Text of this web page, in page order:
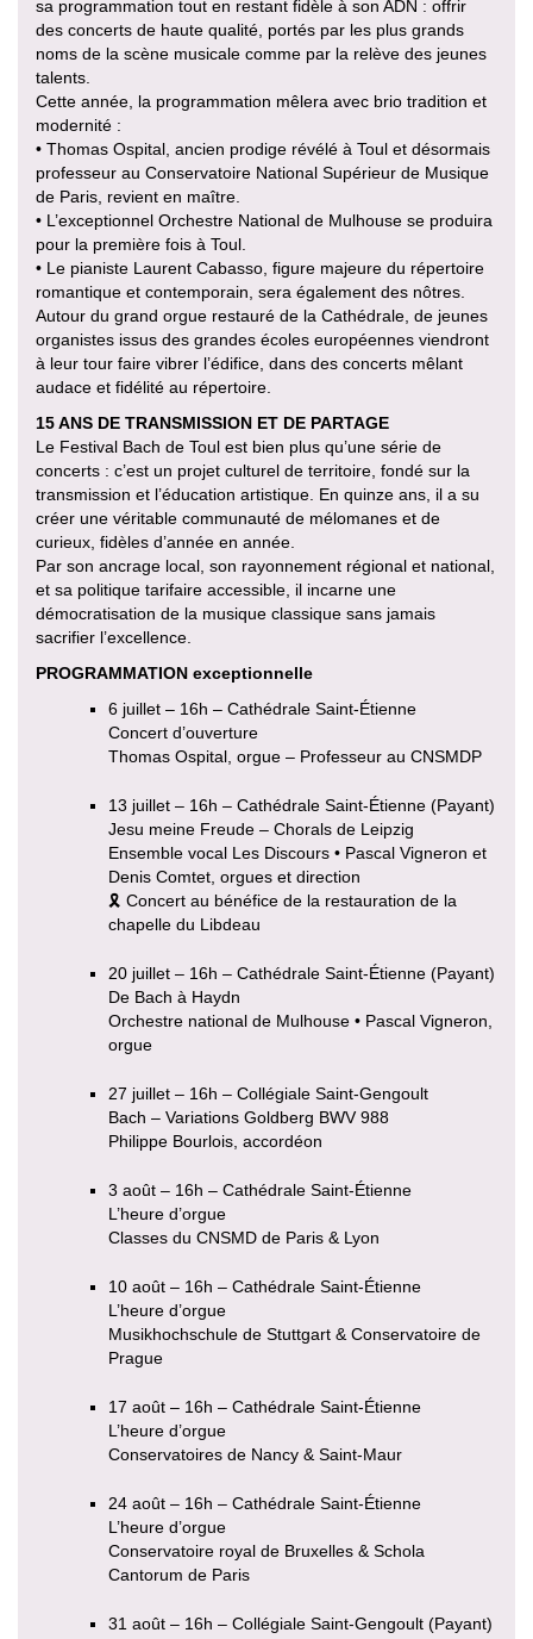
sa programmation tout en restant fidèle à son ADN : offrir
des concerts de haute qualité, portés par les plus grands
noms de la scène musicale comme par la relève des jeunes
talents.
Cette année, la programmation mêlera avec brio tradition et
modernité :
• Thomas Ospital, ancien prodige révélé à Toul et désormais
professeur au Conservatoire National Supérieur de Musique
de Paris, revient en maître.
• L’exceptionnel Orchestre National de Mulhouse se produira
pour la première fois à Toul.
• Le pianiste Laurent Cabasso, figure majeure du répertoire
romantique et contemporain, sera également des nôtres.
Autour du grand orgue restauré de la Cathédrale, de jeunes
organistes issus des grandes écoles européennes viendront
à leur tour faire vibrer l’édifice, dans des concerts mêlant
audace et fidélité au répertoire.
15 ANS DE TRANSMISSION ET DE PARTAGE
Le Festival Bach de Toul est bien plus qu’une série de
concerts : c’est un projet culturel de territoire, fondé sur la
transmission et l’éducation artistique. En quinze ans, il a su
créer une véritable communauté de mélomanes et de
curieux, fidèles d’année en année.
Par son ancrage local, son rayonnement régional et national,
et sa politique tarifaire accessible, il incarne une
démocratisation de la musique classique sans jamais
sacrifier l’excellence.
PROGRAMMATION exceptionnelle
6 juillet – 16h – Cathédrale Saint-Étienne
Concert d’ouverture
Thomas Ospital, orgue – Professeur au CNSMDP
13 juillet – 16h – Cathédrale Saint-Étienne (Payant)
Jesu meine Freude – Chorals de Leipzig
Ensemble vocal Les Discours • Pascal Vigneron et
Denis Comtet, orgues et direction
🎗 Concert au bénéfice de la restauration de la
chapelle du Libdeau
20 juillet – 16h – Cathédrale Saint-Étienne (Payant)
De Bach à Haydn
Orchestre national de Mulhouse • Pascal Vigneron,
orgue
27 juillet – 16h – Collégiale Saint-Gengoult
Bach – Variations Goldberg BWV 988
Philippe Bourlois, accordéon
3 août – 16h – Cathédrale Saint-Étienne
L’heure d’orgue
Classes du CNSMD de Paris & Lyon
10 août – 16h – Cathédrale Saint-Étienne
L’heure d’orgue
Musikhochschule de Stuttgart & Conservatoire de
Prague
17 août – 16h – Cathédrale Saint-Étienne
L’heure d’orgue
Conservatoires de Nancy & Saint-Maur
24 août – 16h – Cathédrale Saint-Étienne
L’heure d’orgue
Conservatoire royal de Bruxelles & Schola
Cantorum de Paris
31 août – 16h – Collégiale Saint-Gengoult (Payant)